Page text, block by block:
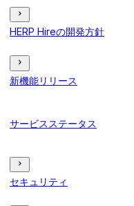
HERP Hireの開発方針
新機能リリース
サービスステータス
セキュリティ